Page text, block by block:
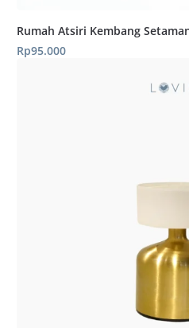
Rumah Atsiri Kembang
Rp95.000